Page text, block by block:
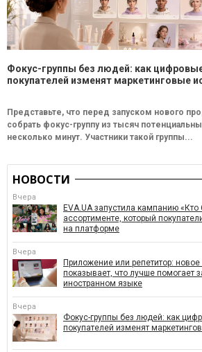
Фокус-группы без людей: как
покупателей изменят маркетинговые
Представьте, что перед запуском нового
собрать фокус-группу из тысяч
несколько минут. Участники такой группы...
НОВОСТИ
Вчера
EVA.UA запустила кампанию
ассортименте, который
на платформе
Вчера
Приложение или репетитор:
показывает, что лучше помогает
иностранном языке
Вчера
Фокус-группы без людей: как
покупателей изменят